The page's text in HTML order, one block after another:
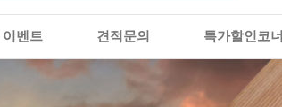
이벤트 견적문의 특가할인코너